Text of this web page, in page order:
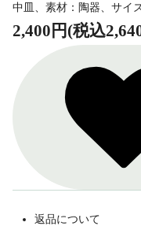
中皿、素材：陶器、サイ
2,400円(税込
返品について